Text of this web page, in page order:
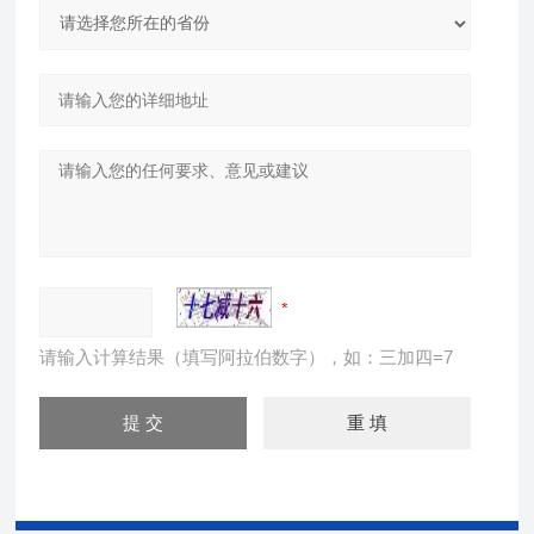
请输入计算结果（填写阿拉伯数字），如：三加四=7